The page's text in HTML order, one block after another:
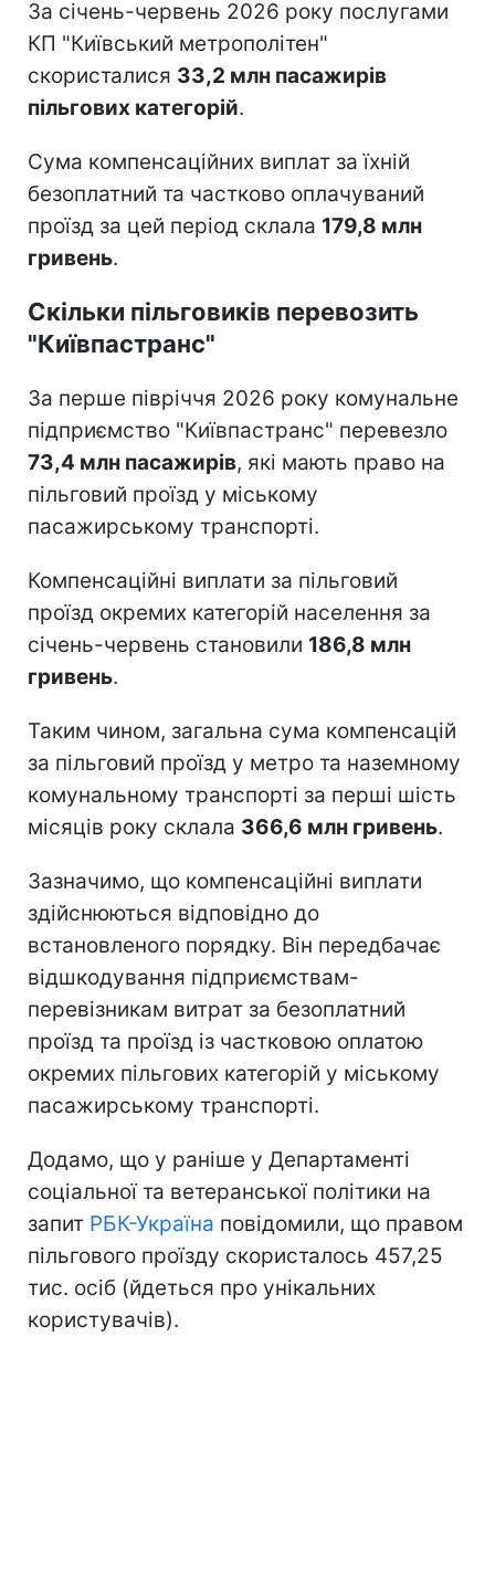
За січень-червень 2026 року послугами
КП "Київський метрополітен"
скористалися 33,2 млн пасажирів
пільгових категорій.
Сума компенсаційних виплат за їхній
безоплатний та частково оплачуваний
проїзд за цей період склала 179,8 млн
гривень.
Скільки пільговиків перевозить
"Київпастранс"
За перше півріччя 2026 року комунальне
підприємство "Київпастранс" перевезло
73,4 млн пасажирів, які мають право на
пільговий проїзд у міському
пасажирському транспорті.
Компенсаційні виплати за пільговий
проїзд окремих категорій населення за
січень-червень становили 186,8 млн
гривень.
Таким чином, загальна сума компенсацій
за пільговий проїзд у метро та наземному
комунальному транспорті за перші шість
місяців року склала 366,6 млн гривень.
Зазначимо, що компенсаційні виплати
здійснюються відповідно до
встановленого порядку. Він передбачає
відшкодування підприємствам-
перевізникам витрат за безоплатний
проїзд та проїзд із частковою оплатою
окремих пільгових категорій у міському
пасажирському транспорті.
Додамо, що у раніше у Департаменті
соціальної та ветеранської політики на
запит РБК-Україна повідомили, що правом
пільгового проїзду скористалось 457,25
тис. осіб (йдеться про унікальних
користувачів).